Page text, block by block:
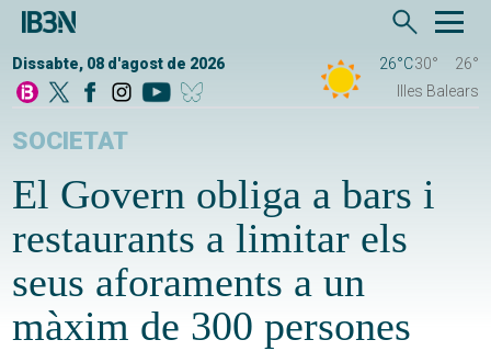
Dissabte, 08 d'agost de 2026 26°C30°
26°
Illes Balears
SOCIETAT
El Govern obliga a bars i
restaurants a limitar els
seus aforaments a un
màxim de 300 persones